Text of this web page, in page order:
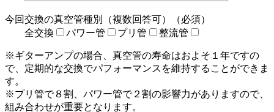
今回交換の真空管種別（複数回答可）（必須）
全交換
パワー管 プリ管 整流管
※ギターアンプの場合、真空管の寿命はおよそ１年ですの
で、定期的な交換でパフォーマンスを維持することができま
す。
※プリ管で８割、パワー管で２割の影響力がありますので、
組み合わせが重要となります。